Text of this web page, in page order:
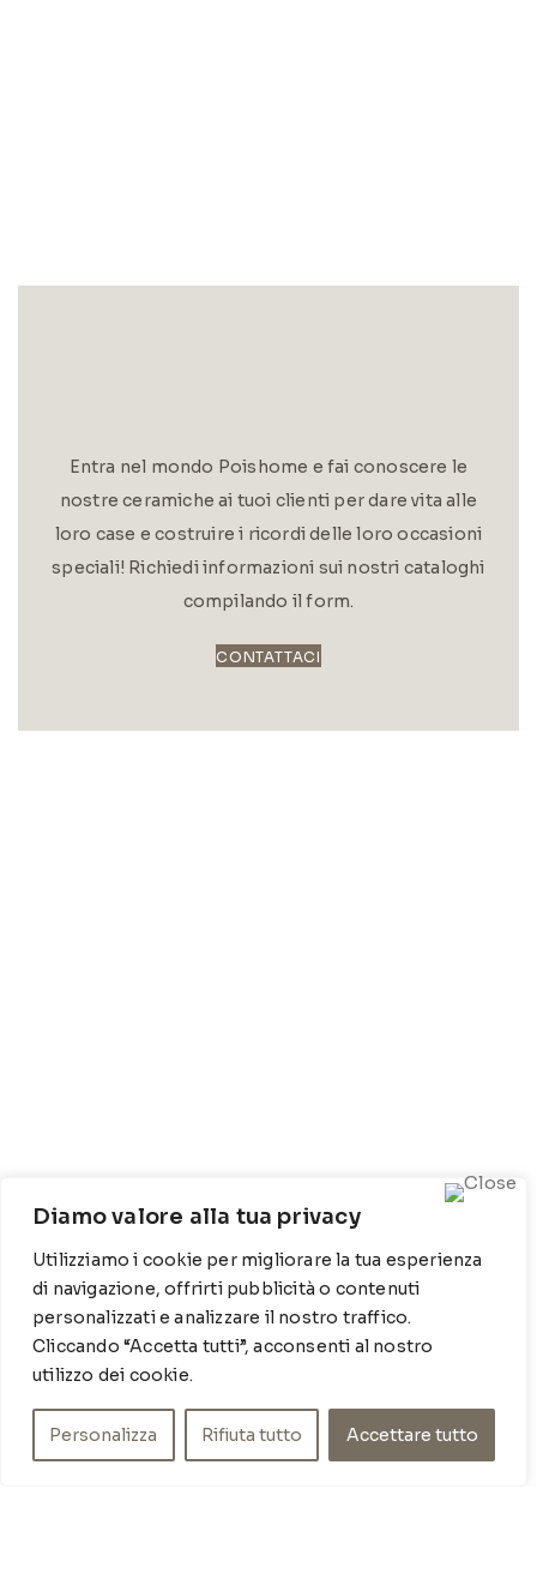
Diamo valore alla tua privacy
Utilizziamo i cookie per migliorare la tua esperienza
di navigazione, offrirti pubblicità o contenuti
personalizzati e analizzare il nostro traffico.
Cliccando “Accetta tutti”, acconsenti al nostro
utilizzo dei cookie.
Personalizza Rifiuta tutto Accettare tutto
Entra nel mondo Poishome e fai conoscere le
nostre ceramiche ai tuoi clienti per dare vita alle
loro case e costruire i ricordi delle loro occasioni
speciali! Richiedi informazioni sui nostri cataloghi
compilando il form.
CONTATTACI
CONTATTI
Contrada Locosantissimo 1316 - 70044 Polignano a
mare
: 080 917 78 89
WZ: 329 6510725
info@poishome.it
INFO